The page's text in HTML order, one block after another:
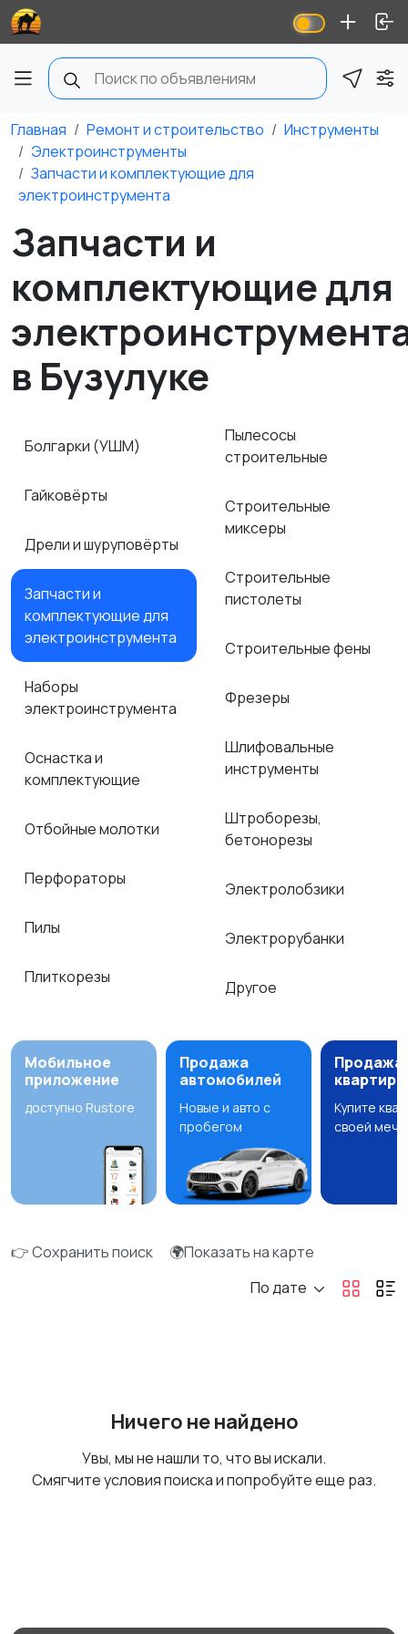
Главная Ремонт и строительство
Инструменты
Электроинструменты
Запчасти и комплектующие для
электроинструмента
Запчасти и
комплектующие для
в Бузулуке
Болгарки (УШМ)
Гайковёрты
Дрели и шуруповёрты
Запчасти и
комплектующие для
электроинструмента
Наборы
электроинструмента
Оснастка и
комплектующие
Отбойные молотки
Перфораторы
Пилы
Плиткорезы
Пылесосы
строительные
Строительные
миксеры
Строительные
пистолеты
Строительные фены
Фрезеры
Шлифовальные
инструменты
Штроборезы,
бетонорезы
Электролобзики
Электрорубанки
Другое
Мобильное
приложение
доступно Rustore
Продажа
автомобилей
Новые и авто с
пробегом
Продажа
квартир
Купите
своей
👉 Сохранить поиск
🌍Показать на карте
По дате
Ничего не найдено
Увы, мы не нашли то, что вы искали.
Смягчите условия поиска и попробуйте еще раз.